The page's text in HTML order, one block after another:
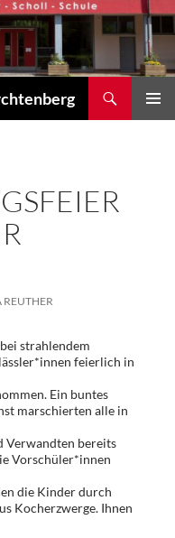
REUTHER
strahlendem
feierlich in
Ein buntes
marschierten alle in
Verwandten bereits
Vorschüler*innen
die Kinder durch
Kocherzwerge. Ihnen